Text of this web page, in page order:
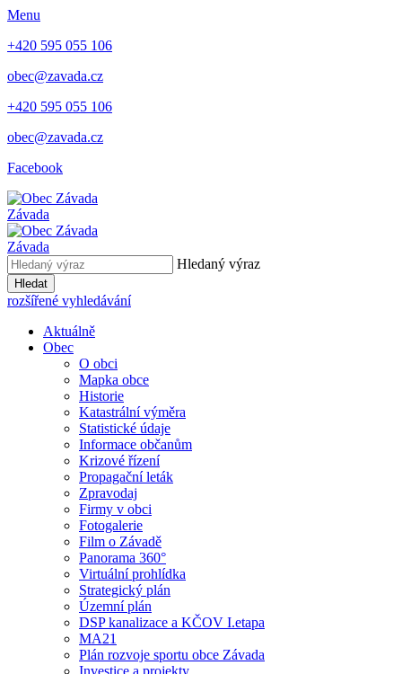
Menu
+420 595 055 106
obec@zavada.cz
+420 595 055 106
obec@zavada.cz
Facebook
Závada
Závada
Hledaný výraz
Hledat
rozšířené vyhledávání
Aktuálně
Obec
O obci
Mapka obce
Historie
Katastrální výměra
Statistické údaje
Informace občanům
Krizové řízení
Propagační leták
Zpravodaj
Firmy v obci
Fotogalerie
Film o Závadě
Panorama 360°
Virtuální prohlídka
Strategický plán
Územní plán
DSP kanalizace a KČOV I.etapa
MA21
Plán rozvoje sportu obce Závada
Investice a projekty